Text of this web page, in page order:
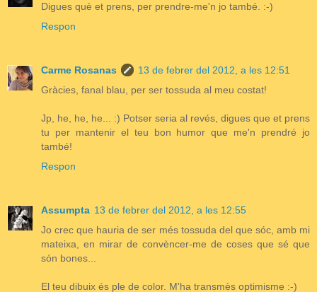
Digues què et prens, per prendre-me'n jo també. :-)
Respon
Carme Rosanas
13 de febrer del 2012, a les 12:51
Gràcies, fanal blau, per ser tossuda al meu costat!
Jp, he, he, he... :) Potser seria al revés, digues que et prens
tu per mantenir el teu bon humor que me'n prendré jo
també!
Respon
Assumpta 13 de febrer del 2012, a les 12:55
Jo crec que hauria de ser més tossuda del que sóc, amb mi
mateixa, en mirar de convèncer-me de coses que sé que
són bones...
El teu dibuix és ple de color. M'ha transmès optimisme :-)